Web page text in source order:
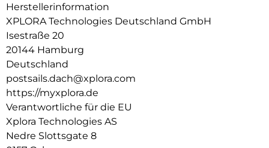
Das neue Design umfasst außerdem zwei austauschbare
Frames zum Individualisieren der Uhr. Die neue Generation
Eltern, die sich für ihr Kind einen sicheren Einstieg in die
digitale Kommunikation wünschen, ohne Kompromisse bei
Zuverlässigkeit und Qualität einzugehen.
Herstellerinformation
XPLORA Technologies Deutschland GmbH
Isestraße 20
20144 Hamburg
Deutschland
postsails.dach@xplora.com
https://myxplora.de
Verantwortliche für die EU
Xplora Technologies AS
Nedre Slottsgate 8